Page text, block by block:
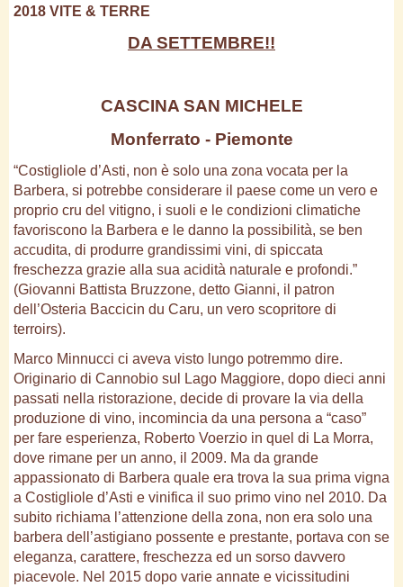
2018 VITE & TERRE
DA SETTEMBRE!!
CASCINA SAN MICHELE
Monferrato - Piemonte
“Costigliole d’Asti, non è solo una zona vocata per la
Barbera, si potrebbe considerare il paese come un vero e
proprio cru del vitigno, i suoli e le condizioni climatiche
favoriscono la Barbera e le danno la possibilità, se ben
accudita, di produrre grandissimi vini, di spiccata
freschezza grazie alla sua acidità naturale e profondi.”
(Giovanni Battista Bruzzone, detto Gianni, il patron
dell’Osteria Baccicin du Caru, un vero scopritore di
terroirs).
Marco Minnucci ci aveva visto lungo potremmo dire.
Originario di Cannobio sul Lago Maggiore, dopo dieci anni
passati nella ristorazione, decide di provare la via della
produzione di vino, incomincia da una persona a “caso”
per fare esperienza, Roberto Voerzio in quel di La Morra,
dove rimane per un anno, il 2009. Ma da grande
appassionato di Barbera quale era trova la sua prima vigna
a Costigliole d’Asti e vinifica il suo primo vino nel 2010. Da
subito richiama l’attenzione della zona, non era solo una
barbera dell’astigiano possente e prestante, portava con se
eleganza, carattere, freschezza ed un sorso davvero
piacevole. Nel 2015 dopo varie annate e vicissitudini